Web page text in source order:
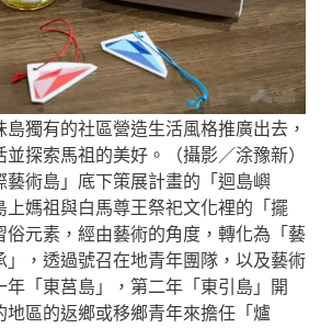
獨有的社區營造生活風格推廣出去，
探索馬祖的美好。（攝影／涂豫新）
藝術島」底下策展計畫的「迴島嶼
上媽祖與白馬尊王祭祀文化裡的「擺
俗元素，經由藝術的角度，轉化為「藝
」，透過號召在地青年團隊，以及藝術
年「東莒島」，第二年「東引島」開
地區的返鄉或移鄉青年來擔任「爐